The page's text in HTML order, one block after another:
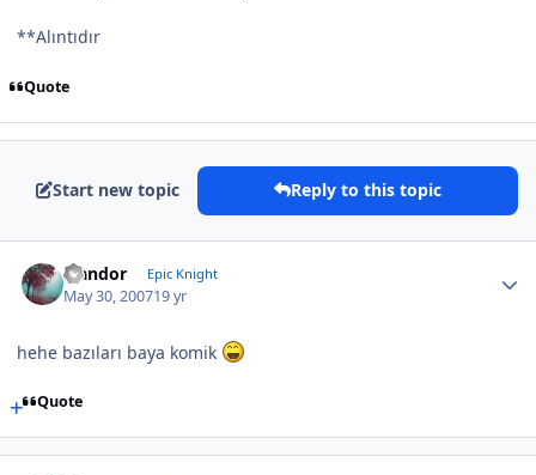
**Alıntıdır
Quote
Start new topic Reply to this topic
Isandor Epic Knight
May 30, 200719 yr
hehe bazıları baya komik
Quote